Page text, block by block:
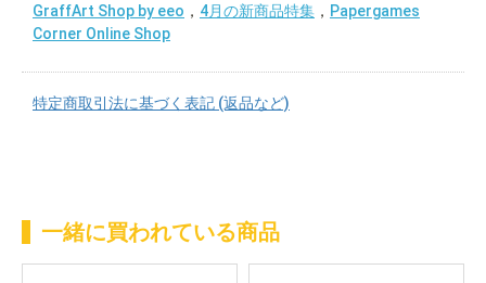
GraffArt Shop by eeo ， 4月の新商品特集 ， Papergames
Corner Online Shop
特定商取引法に基づく表記 (返品など)
一緒に買われている商品